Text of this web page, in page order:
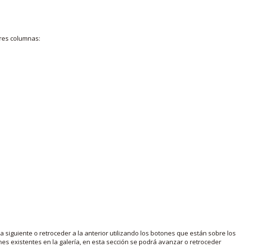
columnas:
o retroceder a la anterior utilizando los botones que están sobre los
existentes en la galería, en esta sección se podrá avanzar o retroceder